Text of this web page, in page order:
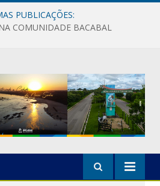
PUBLICAÇÕES:
COMUNIDADE BACABAL